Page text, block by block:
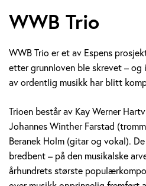
WWB Trio
WWB Trio er et av Espens
etter grunnloven ble skrevet –
av ordentlig musikk har blitt
Trioen består av Kay Werner
Johannes Winther Farstad
Beranek Holm (gitar og vokal).
bredbent – på den musikalske
århundrets største